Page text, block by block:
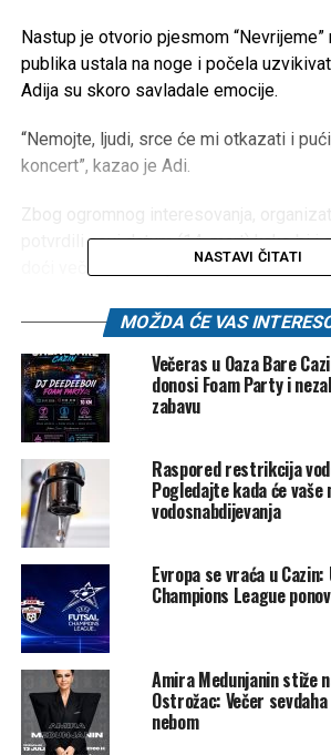
Nastup je otvorio pjesmom “Nevrijeme”
publika ustala na noge i počela
Adija su skoro savladale emocije.
“Nemojte, ljudi, srce će mi otkazati i
koncert”, kazao je Adi.
Zbog ogromnog interesovanja,
potvrdili novi datum (14. mart) kako bi i
doći večeras imali priliku uživati u
Koncert je dodatno obogaćen posebnim
scenu je izašao i Dženan Lončarević,
Adijem izveo hit “Vjerujem u nas”.
pratila i izvedbu pjesme “Duga”, koju su
napisali poznati autori Amil Lojo i Armin
Posebno iznenađenje večeri bio je i
najboljih saksofonista u regiji Igora
prepoznatljivi zvuk dodatno podigao
Podsjećamo da će Adi Šoše kraj godine
koncertima u sarajevskom BKC-u, gdje
noći zaredom – 24. i 25. decembra. Za
sada vlada izuzetno veliko
je Adi jedan od najperspektivnijih i
današnjice.
NASTAVI ČITATI
MOŽDA ĆE VAS
Večeras u Oaza Bare
donosi Foam Party i
zabavu
Raspored restrikcija
Pogledajte kada će
vodosnabdijevanja
Evropa se vraća u Cazin:
Champions League
Amira Medunjanin stiže
Ostrožac: Večer
nebom